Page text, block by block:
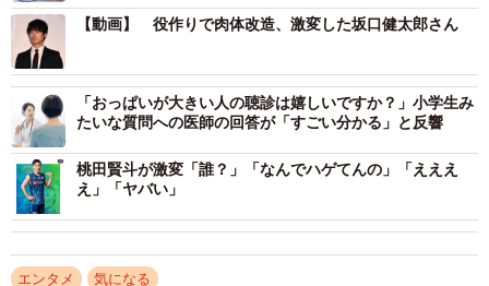
【動画】 役作りで肉体改造、激変した坂口健太郎さん
「おっぱいが大きい人の聴診は嬉しいですか？」小学生み
たいな質問への医師の回答が「すごい分かる」と反響
桃田賢斗が激変「誰？」「なんでハゲてんの」「えええ
え」「ヤバい」
エンタメ 気になる